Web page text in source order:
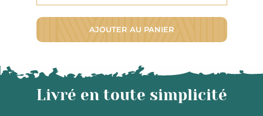
AJOUTER AU PANIER
Livré en toute simplicité